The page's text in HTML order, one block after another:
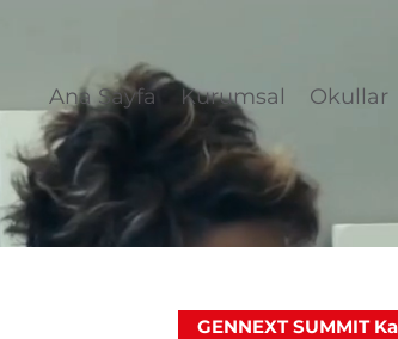
Ana Sayfa Kurumsal Okullar
GENNEXT SUMMIT